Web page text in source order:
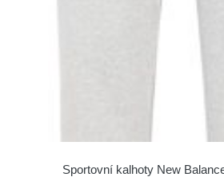
Sportovní kalhoty New